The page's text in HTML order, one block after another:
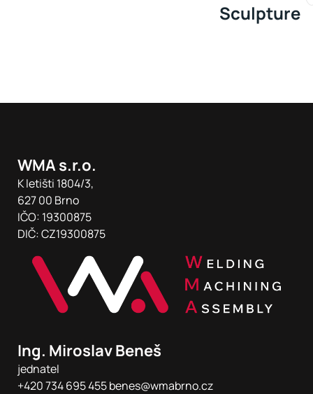
Sculpture
WMA s.r.o.
K letišti 1804/3,
627 00 Brno
IČO: 19300875
DIČ: CZ19300875
Ing. Miroslav Beneš
jednatel
+420 734 695 455benes@wmabrno.cz